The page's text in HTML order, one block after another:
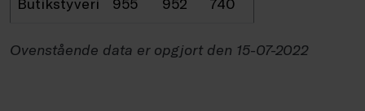
Ovenstående data er opgjort den 15-07-2022